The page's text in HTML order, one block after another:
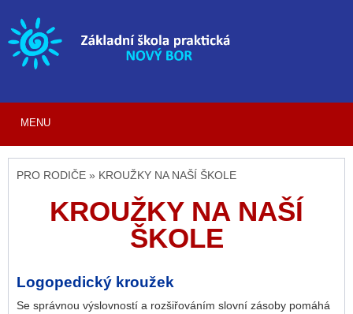
PRO RODIČE » KROUŽKY NA NAŠÍ ŠKOLE
KROUŽKY NA NAŠÍ
ŠKOLE
Logopedický kroužek
Se správnou výslovností a rozšiřováním slovní zásoby pomáhá
MENU